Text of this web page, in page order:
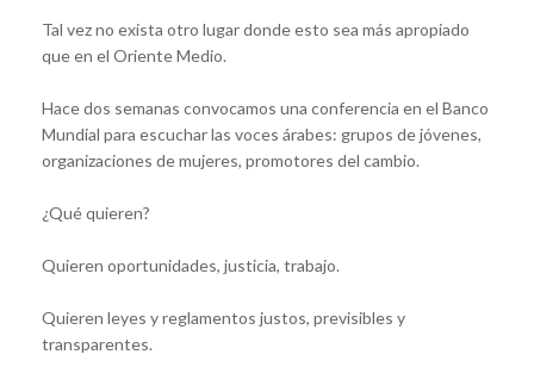
Tal vez no exista otro lugar donde esto sea más apropiado
que en el Oriente Medio.
Hace dos semanas convocamos una conferencia en el Banco
Mundial para escuchar las voces árabes: grupos de jóvenes,
organizaciones de mujeres, promotores del cambio.
¿Qué quieren?
Quieren oportunidades, justicia, trabajo.
Quieren leyes y reglamentos justos, previsibles y
transparentes.